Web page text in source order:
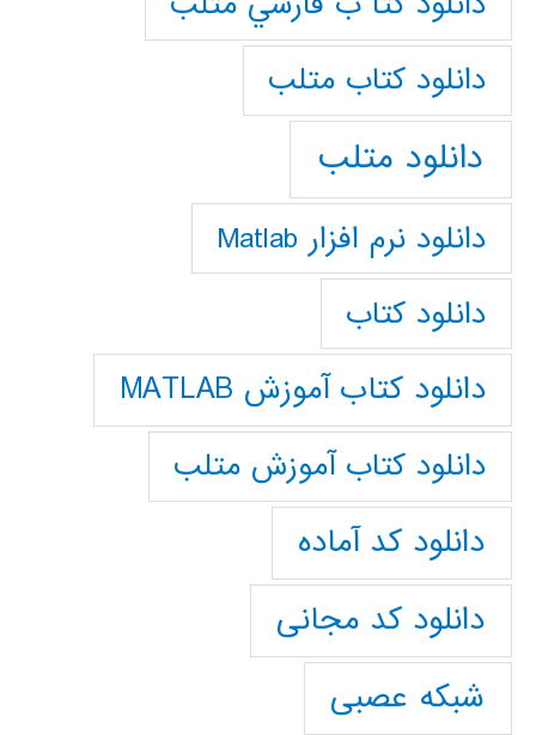
دانلود كتاب متلب
دانلود متلب
دانلود نرم افزار Matlab
دانلود کتاب
دانلود کتاب آموزش MATLAB
دانلود کتاب آموزش متلب
دانلود کد آماده
دانلود کد مجانی
شبکه عصبی